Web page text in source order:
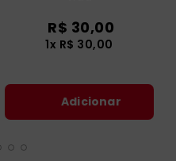
R$ 30,00
1x R$ 30,00
Adicionar